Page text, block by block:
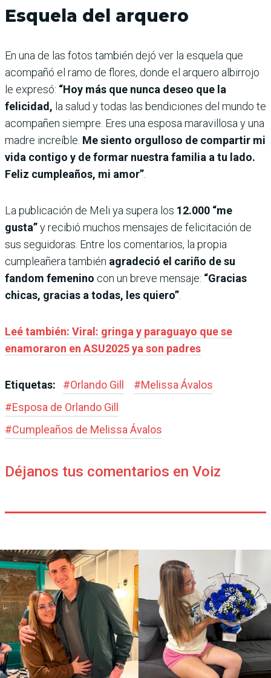
Esquela del arquero
En una de las fotos también dejó ver la esquela que
acompañó el ramo de flores, donde el arquero albirrojo
le expresó: “Hoy más que nunca deseo que la
felicidad, la salud y todas las bendiciones del mundo te
acompañen siempre. Eres una esposa maravillosa y una
madre increíble. Me siento orgulloso de compartir mi
vida contigo y de formar nuestra familia a tu lado.
Feliz cumpleaños, mi amor”
La publicación de Meli ya supera los 12.000 “me
gusta”y recibió muchos mensajes de felicitación de
sus seguidoras. Entre los comentarios, la propia
cumpleañera también agradeció el cariño de su
fandom femenino con un breve mensaje: “Gracias
chicas, gracias a todas, les quiero”
Leé también: Viral: gringa y paraguayo que se
enamoraron en ASU2025 ya son padres
Etiquetas: #Orlando Gill #Melissa Ávalos
#Esposa de Orlando Gill
#Cumpleaños de Melissa Ávalos
Déjanos tus comentarios en Voiz